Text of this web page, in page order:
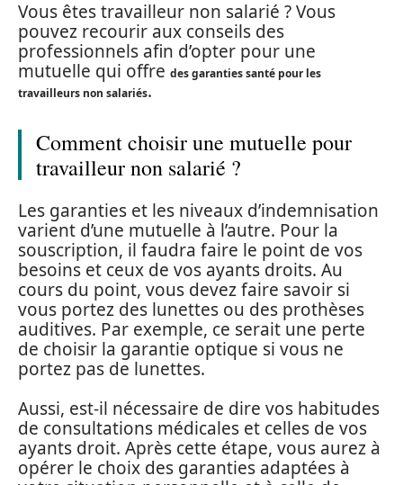
Vous êtes travailleur non salarié ? Vous
pouvez recourir aux conseils des
professionnels afin d’opter pour une
mutuelle qui offre des garanties santé pour les
travailleurs non salariés.
Comment choisir une mutuelle pour
travailleur non salarié ?
Les garanties et les niveaux d’indemnisation
varient d’une mutuelle à l’autre. Pour la
souscription, il faudra faire le point de vos
besoins et ceux de vos ayants droits. Au
cours du point, vous devez faire savoir si
vous portez des lunettes ou des prothèses
auditives. Par exemple, ce serait une perte
de choisir la garantie optique si vous ne
portez pas de lunettes.
Aussi, est-il nécessaire de dire vos habitudes
de consultations médicales et celles de vos
ayants droit. Après cette étape, vous aurez à
opérer le choix des garanties adaptées à